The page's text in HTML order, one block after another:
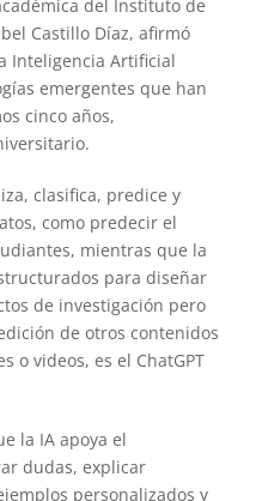
del Instituto de
Castillo Díaz, afirmó
Inteligencia Artificial
emergentes que han
cinco años,
clasifica, predice y
como predecir el
mientras que la
para diseñar
de investigación pero
de otros contenidos
o videos, es el ChatGPT
la IA apoya el
dudas, explicar
personalizados y